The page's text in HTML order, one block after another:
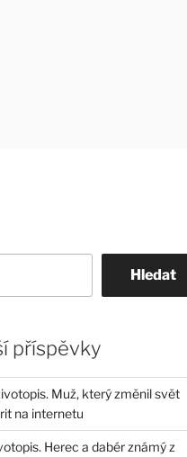
Hledat
příspěvky
Muž, který změnil svět
na internetu
Herec a dabér známý z